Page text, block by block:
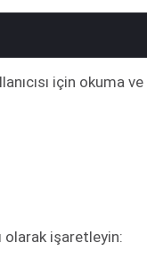
için okuma
olarak işaretleyin: